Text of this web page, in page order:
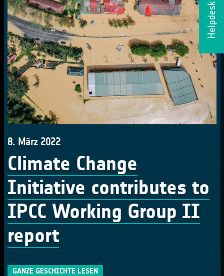
Helpdesk
8. März 2022
Climate Change
Initiative contributes to
IPCC Working Group II
report
GANZE GESCHICHTE LESEN